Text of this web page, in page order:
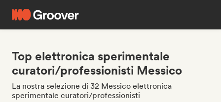
Top elettronica sperimentale
curatori/professionisti Messico
La nostra selezione di 32 Messico elettronica
sperimentale curatori/professionisti